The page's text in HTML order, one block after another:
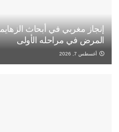
إنجاز مغربي في أبحاث
المرض في مراحله الأولى
أغسطس 7, 2026